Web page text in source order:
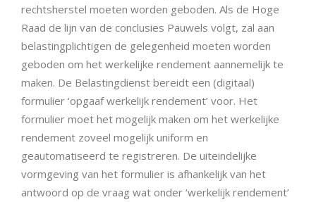
rechtsherstel moeten worden geboden. Als de Hoge
Raad de lijn van de conclusies Pauwels volgt, zal aan
belastingplichtigen de gelegenheid moeten worden
geboden om het werkelijke rendement aannemelijk te
maken. De Belastingdienst bereidt een (digitaal)
formulier ‘opgaaf werkelijk rendement’ voor. Het
formulier moet het mogelijk maken om het werkelijke
rendement zoveel mogelijk uniform en
geautomatiseerd te registreren. De uiteindelijke
vormgeving van het formulier is afhankelijk van het
antwoord op de vraag wat onder ‘werkelijk rendement’